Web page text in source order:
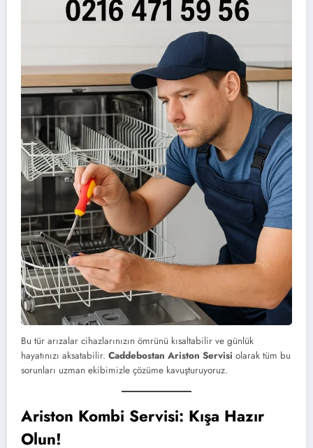
Bu tür arızalar cihazlarınızın ömrünü kısaltabilir ve günlük
hayatınızı aksatabilir. Caddebostan Ariston Servisi olarak tüm bu
sorunları uzman ekibimizle çözüme kavuşturuyoruz.
Ariston Kombi Servisi: Kışa Hazır
Olun!